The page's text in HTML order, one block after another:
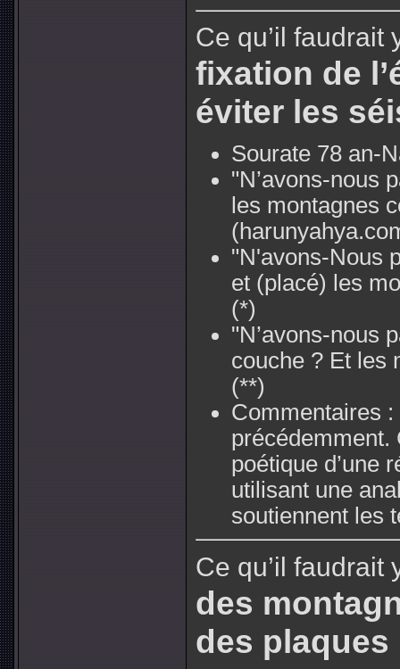
Ce qu’il faudrait
fixation de
éviter les
Sourate 78 an-
"N’avons-nous
les montagnes
"N'avons-Nous
et (placé) les
(*)
"N’avons-nous
couche ? Et les
(**)
Commentaires :
précédemment.
poétique d’une
utilisant une
soutiennent les
Ce qu’il faudrait
des
des plaques